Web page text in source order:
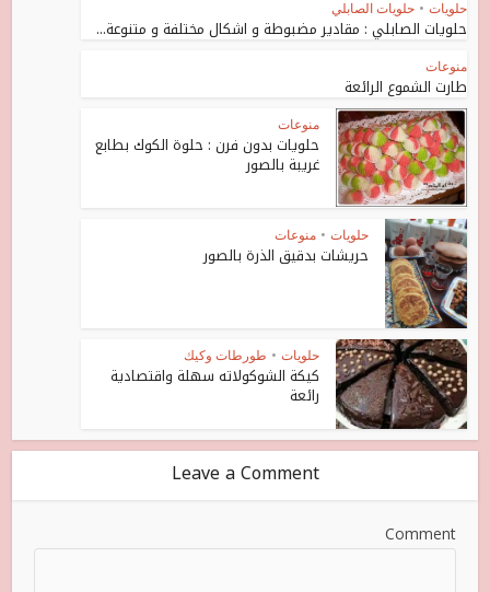
حلويات • حلويات الصابلي
حلويات الصابلي : مقادير مضبوطة و اشكال مختلفة و متنوعة...
منوعات
طارت الشموع الرائعة
منوعات
حلويات بدون فرن : حلوة الكوك بطابع
غريبة بالصور
حلويات • منوعات
حريشات بدقيق الذرة بالصور
حلويات • طورطات وكيك
كيكة الشوكولاته سهلة واقتصادية
رائعة
Leave a Comment
Comment